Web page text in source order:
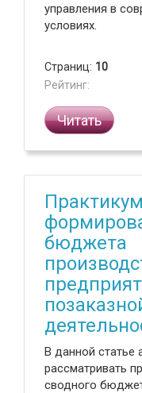
управления в
условиях.
Страниц: 10
Рейтинг:
Читать
бюджета
В данной статье
рассматривать
сводного